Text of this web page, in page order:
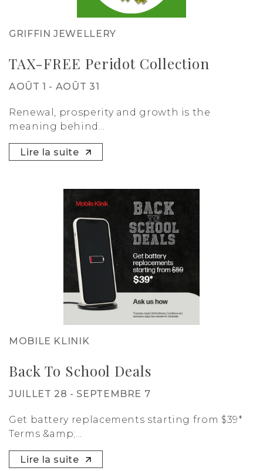
GRIFFIN JEWELLERY
TAX-FREE Peridot Collection
AOÛT 1 - AOÛT 31
Renewal, prosperity and growth is the
meaning behind...
Lire la suite
MOBILE KLINIK
Back To School Deals
JUILLET 28 - SEPTEMBRE 7
Get battery replacements starting from $39*
Terms &amp;...
Lire la suite